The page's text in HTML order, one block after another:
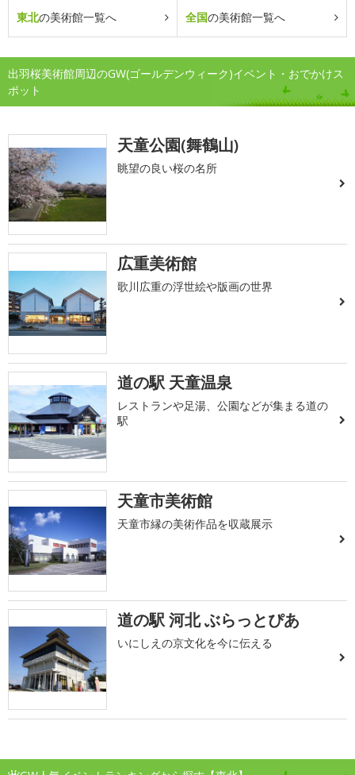
東北の美術館一覧へ 全国の美術館一覧へ
出羽桜美術館周辺のGW(ゴールデンウィーク)イベント・おでかけス
ポット
天童公園(舞鶴山)
眺望の良い桜の名所
広重美術館
歌川広重の浮世絵や版画の世界
道の駅 天童温泉
レストランや足湯、公園などが集まる道の
駅
天童市美術館
天童市縁の美術作品を収蔵展示
道の駅 河北 ぶらっとぴあ
いにしえの京文化を今に伝える